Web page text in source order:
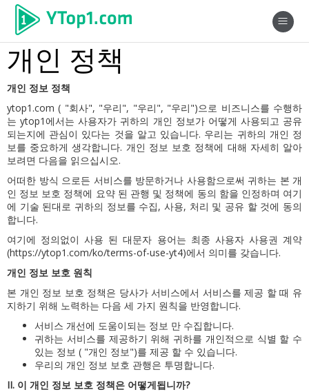
개인 정책
개인 정보 정책
ytop1.com ( "회사", "우리", "우리", "우리")으로 비즈니스를 수행하
는 ytop1에서는 사용자가 귀하의 개인 정보가 어떻게 사용되고 공유
되는지에 관심이 있다는 것을 알고 있습니다. 우리는 귀하의 개인 정
보를 중요하게 생각합니다. 개인 정보 보호 정책에 대해 자세히 알아
보려면 다음을 읽으십시오.
어떠한 방식 으로든 서비스를 방문하거나 사용함으로써 귀하는 본 개
인 정보 보호 정책에 요약 된 관행 및 정책에 동의 함을 인정하며 여기
에 기술 된대로 귀하의 정보를 수집, 사용, 처리 및 공유 할 것에 동의
합니다.
여기에 정의없이 사용 된 대문자 용어는 최종 사용자 사용권 계약
(https://ytop1.com/ko/terms-of-use-yt4)에서 의미를 갖습니다.
개인 정보 보호 원칙
본 개인 정보 보호 정책은 당사가 서비스에서 서비스를 제공 할 때 유
지하기 위해 노력하는 다음 세 가지 원칙을 반영합니다.
서비스 개선에 도움이되는 정보 만 수집합니다.
귀하는 서비스를 제공하기 위해 귀하를 개인적으로 식별 할 수
있는 정보 ( "개인 정보")를 제공 할 수 있습니다.
우리의 개인 정보 보호 관행은 투명합니다.
II. 이 개인 정보 보호 정책은 어떻게됩니까?